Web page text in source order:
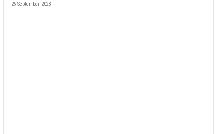
25 September 2023